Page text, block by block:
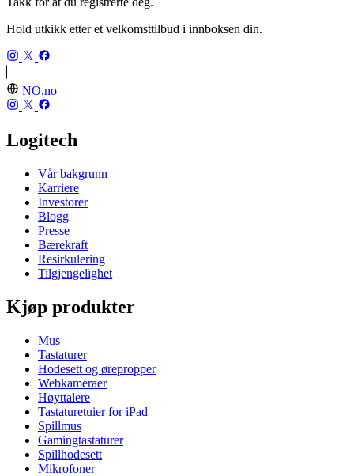
Hold utkikk etter et velkomsttilbud i innboksen din.
NO,no
Logitech
Vår bakgrunn
Karriere
Investorer
Blogg
Presse
Bærekraft
Resirkulering
Tilgjengelighet
Kjøp produkter
Mus
Tastaturer
Hodesett og ørepropper
Webkameraer
Høyttalere
Tastaturetuier for iPad
Spillmus
Gamingtastaturer
Spillhodesett
Mikrofoner